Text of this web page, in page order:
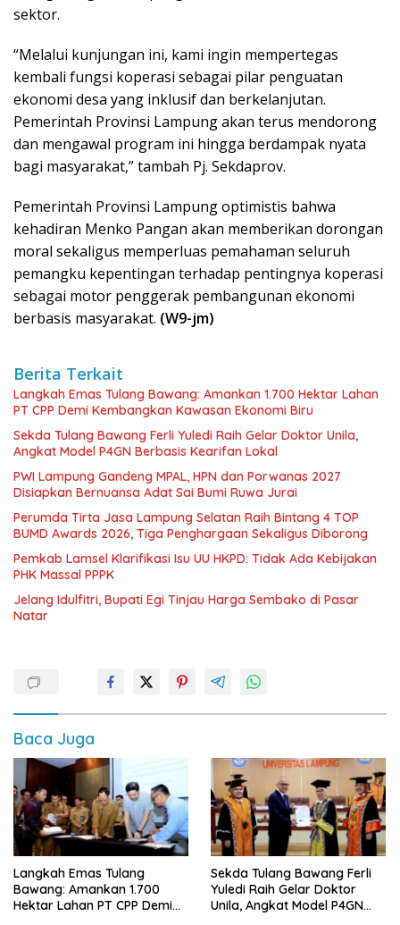
sektor.
“Melalui kunjungan ini, kami ingin mempertegas
kembali fungsi koperasi sebagai pilar penguatan
ekonomi desa yang inklusif dan berkelanjutan.
Pemerintah Provinsi Lampung akan terus mendorong
dan mengawal program ini hingga berdampak nyata
bagi masyarakat,” tambah Pj. Sekdaprov.
Pemerintah Provinsi Lampung optimistis bahwa
kehadiran Menko Pangan akan memberikan dorongan
moral sekaligus memperluas pemahaman seluruh
pemangku kepentingan terhadap pentingnya koperasi
sebagai motor penggerak pembangunan ekonomi
berbasis masyarakat. (W9-jm)
Berita Terkait
Langkah Emas Tulang Bawang: Amankan 1.700 Hektar Lahan
PT CPP Demi Kembangkan Kawasan Ekonomi Biru
Sekda Tulang Bawang Ferli Yuledi Raih Gelar Doktor Unila,
Angkat Model P4GN Berbasis Kearifan Lokal
PWI Lampung Gandeng MPAL, HPN dan Porwanas 2027
Disiapkan Bernuansa Adat Sai Bumi Ruwa Jurai
Perumda Tirta Jasa Lampung Selatan Raih Bintang 4 TOP
BUMD Awards 2026, Tiga Penghargaan Sekaligus Diborong
Pemkab Lamsel Klarifikasi Isu UU HKPD: Tidak Ada Kebijakan
PHK Massal PPPK
Jelang Idulfitri, Bupati Egi Tinjau Harga Sembako di Pasar
Natar
Baca Juga
Langkah Emas Tulang
Bawang: Amankan 1.700
Hektar Lahan PT CPP Demi
Sekda Tulang Bawang Ferli
Yuledi Raih Gelar Doktor
Unila, Angkat Model P4GN